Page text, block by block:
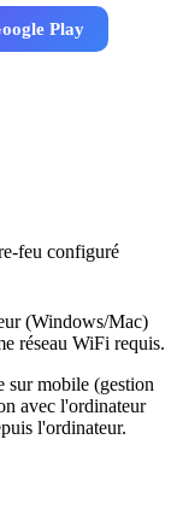
Play
feu configuré
(Windows/Mac)
réseau WiFi requis.
sur mobile (gestion
avec l'ordinateur
l'ordinateur.